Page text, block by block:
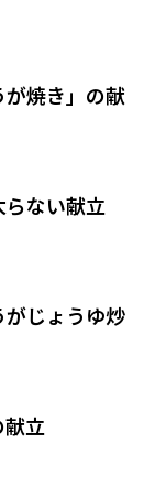
が焼き」の献
らない献立
がじょうゆ炒
献立